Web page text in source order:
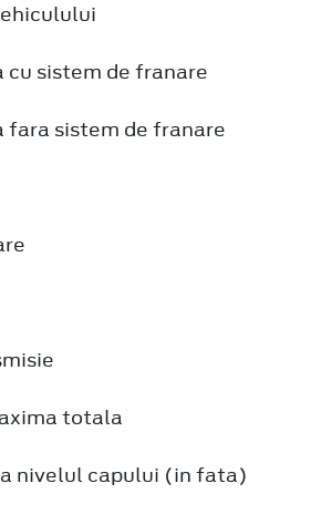
sistem de franare
fara sistem de franare
totala
nivelul capului (in fata)